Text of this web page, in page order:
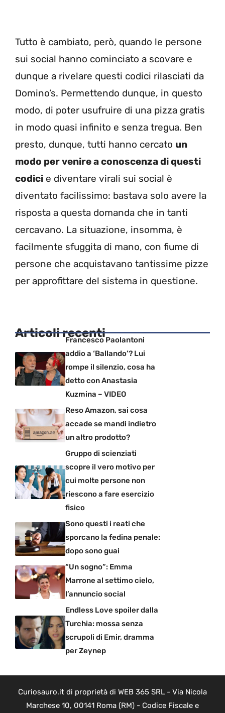
Tutto è cambiato, però, quando le persone
sui social hanno cominciato a scovare e
dunque a rivelare questi codici rilasciati da
Domino’s. Permettendo dunque, in questo
modo, di poter usufruire di una pizza gratis
in modo quasi infinito e senza tregua. Ben
presto, dunque, tutti hanno cercato un
modo per venire a conoscenza di questi
codici e diventare virali sui social è
diventato facilissimo: bastava solo avere la
risposta a questa domanda che in tanti
cercavano. La situazione, insomma, è
facilmente sfuggita di mano, con fiume di
persone che acquistavano tantissime pizze
per approfittare del sistema in questione.
Articoli recentiFrancesco Paolantoni
addio a ‘Ballando’? Lui
rompe il silenzio, cosa ha
detto con Anastasia
Kuzmina – VIDEO
Reso Amazon, sai cosa
accade se mandi indietro
un altro prodotto?
Gruppo di scienziati
scopre il vero motivo per
cui molte persone non
riescono a fare esercizio
fisico
Sono questi i reati che
sporcano la fedina penale:
dopo sono guai
“Un sogno”: Emma
Marrone al settimo cielo,
l’annuncio social
Endless Love spoiler dalla
Turchia: mossa senza
scrupoli di Emir, dramma
per Zeynep
Curiosauro.it di proprietà di WEB 365 SRL - Via Nicola
Marchese 10, 00141 Roma (RM) - Codice Fiscale e